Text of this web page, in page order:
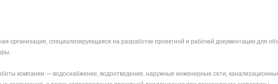
организация, специализирующаяся на разработке проектной и рабочей документации для
компании — водоснабжение, водоотведение, наружные инженерные сети,